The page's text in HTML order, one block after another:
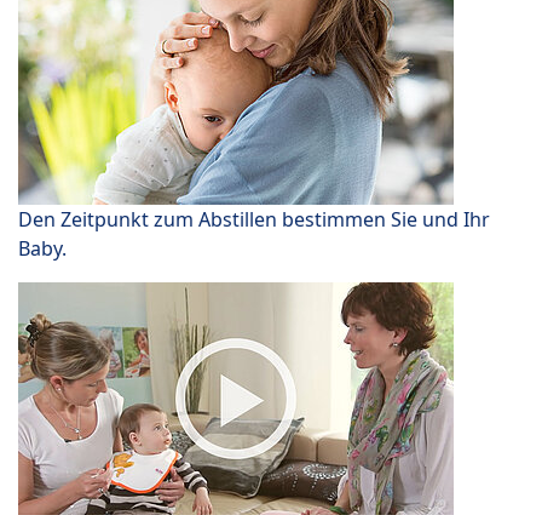
Den Zeitpunkt zum Abstillen bestimmen Sie und Ihr
Baby.